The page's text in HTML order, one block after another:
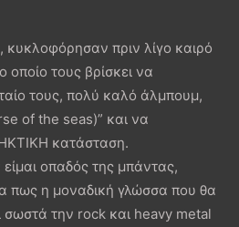
κυκλοφόρησαν πριν λίγο καιρό
οποίο τους βρίσκει να
τους, πολύ καλό άλμπουμ,
of the seas)” και να
κατάσταση.
οπαδός της μπάντας,
πως η μοναδική γλώσσα που θα
την rock και heavy metal